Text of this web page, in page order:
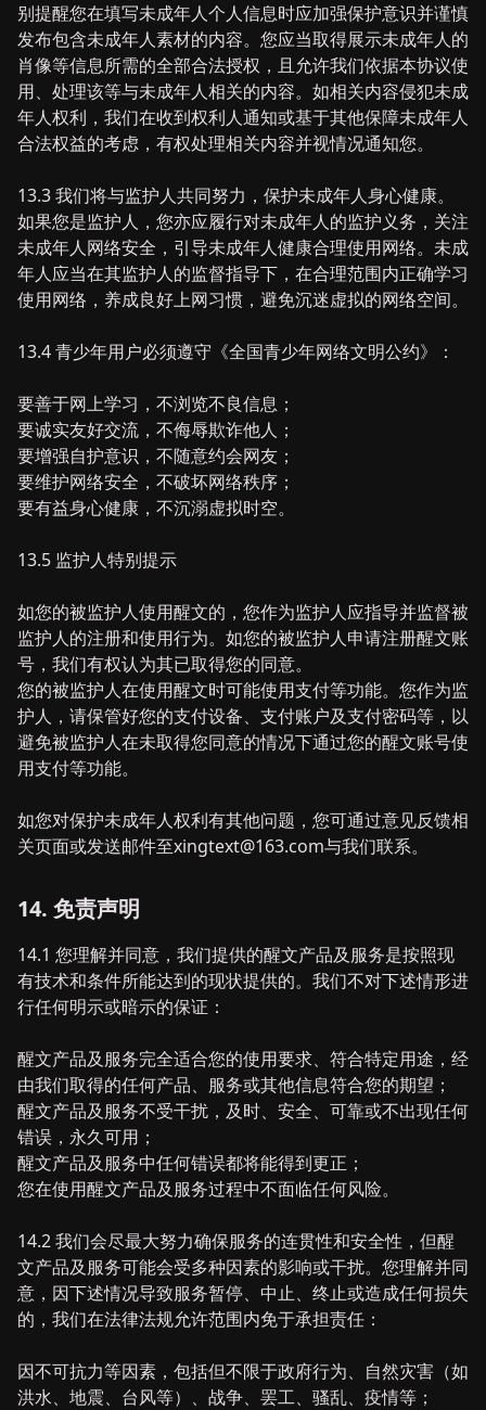
别提醒您在填写未成年人个人信息时应加强保护意识并谨慎
发布包含未成年人素材的内容。您应当取得展示未成年人的
肖像等信息所需的全部合法授权，且允许我们依据本协议使
用、处理该等与未成年人相关的内容。如相关内容侵犯未成
年人权利，我们在收到权利人通知或基于其他保障未成年人
合法权益的考虑，有权处理相关内容并视情况通知您。
13.3 我们将与监护人共同努力，保护未成年人身心健康。
如果您是监护人，您亦应履行对未成年人的监护义务，关注
未成年人网络安全，引导未成年人健康合理使用网络。未成
年人应当在其监护人的监督指导下，在合理范围内正确学习
使用网络，养成良好上网习惯，避免沉迷虚拟的网络空间。
13.4 青少年用户必须遵守《全国青少年网络文明公约》：
要善于网上学习，不浏览不良信息；
要诚实友好交流，不侮辱欺诈他人；
要增强自护意识，不随意约会网友；
要维护网络安全，不破坏网络秩序；
要有益身心健康，不沉溺虚拟时空。
13.5 监护人特别提示
如您的被监护人使用醒文的，您作为监护人应指导并监督被
监护人的注册和使用行为。如您的被监护人申请注册醒文账
号，我们有权认为其已取得您的同意。
您的被监护人在使用醒文时可能使用支付等功能。您作为监
护人，请保管好您的支付设备、支付账户及支付密码等，以
避免被监护人在未取得您同意的情况下通过您的醒文账号使
用支付等功能。
如您对保护未成年人权利有其他问题，您可通过意见反馈相
关页面或发送邮件至xingtext@163.com与我们联系。
14. 免责声明
14.1 您理解并同意，我们提供的醒文产品及服务是按照现
有技术和条件所能达到的现状提供的。我们不对下述情形进
行任何明示或暗示的保证：
醒文产品及服务完全适合您的使用要求、符合特定用途，经
由我们取得的任何产品、服务或其他信息符合您的期望；
醒文产品及服务不受干扰，及时、安全、可靠或不出现任何
错误，永久可用；
醒文产品及服务中任何错误都将能得到更正；
您在使用醒文产品及服务过程中不面临任何风险。
14.2 我们会尽最大努力确保服务的连贯性和安全性，但醒
文产品及服务可能会受多种因素的影响或干扰。您理解并同
意，因下述情况导致服务暂停、中止、终止或造成任何损失
的，我们在法律法规允许范围内免于承担责任：
因不可抗力等因素，包括但不限于政府行为、自然灾害（如
洪水、地震、台风等）、战争、罢工、骚乱、疫情等；